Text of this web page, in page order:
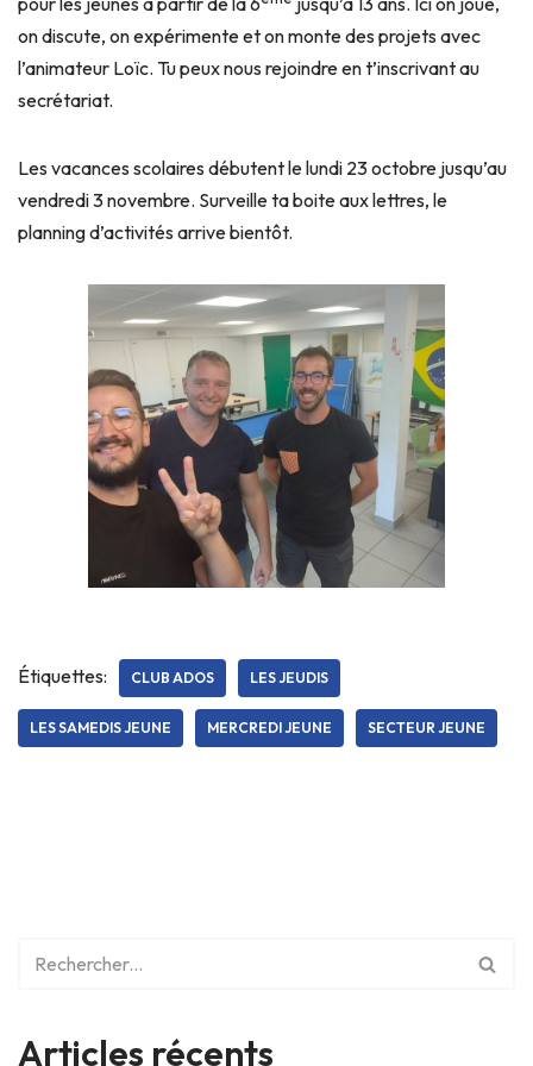
on discute, on expérimente et on monte des projets avec
l’animateur Loïc. Tu peux nous rejoindre en t’inscrivant au
secrétariat.
Les vacances scolaires débutent le lundi 23 octobre jusqu’au
vendredi 3 novembre. Surveille ta boite aux lettres, le
planning d’activités arrive bientôt.
Étiquettes: CLUB ADOS LES JEUDIS
LES SAMEDIS JEUNE MERCREDI JEUNE SECTEUR JEUNE
Articles récents